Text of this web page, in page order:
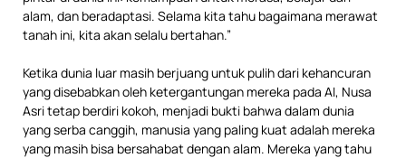
alam, dan beradaptasi. Selama kita tahu bagaimana merawat
tanah ini, kita akan selalu bertahan.”
Ketika dunia luar masih berjuang untuk pulih dari kehancuran
yang disebabkan oleh ketergantungan mereka pada AI, Nusa
Asri tetap berdiri kokoh, menjadi bukti bahwa dalam dunia
yang serba canggih, manusia yang paling kuat adalah mereka
yang masih bisa bersahabat dengan alam. Mereka yang tahu